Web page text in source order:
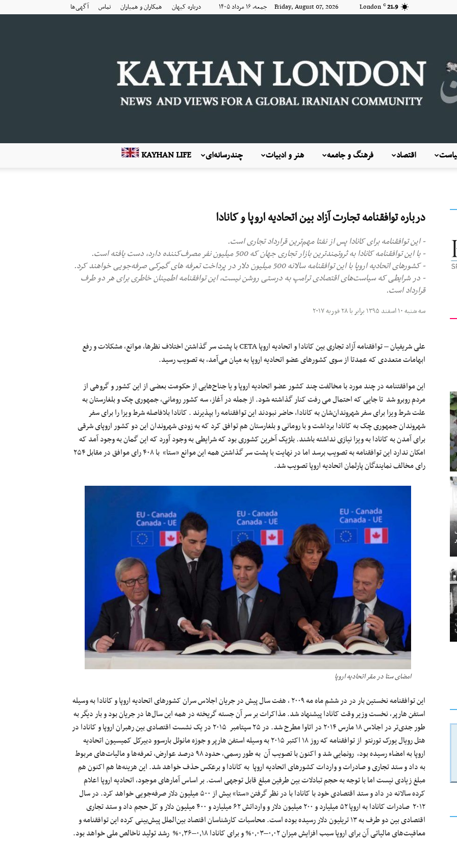
21.9
C
London Friday, August 07, 2026 جمعه, ۱۶ مرداد ۱۴۰۵ درباره کیهان همکاران و همیاران تماس آگهی‌ها
کیهان
لندن
KAYHAN LIFE چندرسانه‌ای هنر و ادبیات فرهنگ و جامعه اقتصاد
درباره توافقنامه تجارت آزاد بین اتحادیه اروپا و کانادا
- این توافقنامه برای کانادا پس از نفتا مهم‌ترین قرارداد تجاری است.
- با این توافقنامه کانادا به ثروتمندترین بازار تجاری جهان که 500 میلیون نفر مصرف‌کننده دارد، دست یافته است.
- کشورهای اتحادیه اروپا با این توافقنامه سالانه 500 میلیون دلار در پرداخت تعرفه های گمرکی صرفه‌جویی خواهند کرد.
- در شرایطی که سیاست‌های اقتصادی ترامپ به درستی روشن نیست، این توافقنامه اطمینان خاطری برای هر دو طرف
قرارداد است.
سه شنبه ۱۰ اسفند ۱۳۹۵ برابر با ۲۸ فوریه ۲۰۱۷
علی شریفیان – توافقنامه آزاد تجاری بین کانادا و اتحادیه اروپا CETA با پشت سر گذاشتن اختلاف نظرها، موانع، مشکلات و رفع
ابهامات متعددی که عمدتا از سوی کشورهای عضو اتحادیه اروپا به میان می‌آمد، به تصویب رسید.
این موافقتنامه در چند مورد با مخالفت چند کشور عضو اتحادیه اروپا و یا جناح‌هایی از حکومت بعضی از این کشور و گروهی از
مردم روبرو شد تا جایی که احتمال می رفت کنار گذاشته شود. از جمله در آغاز، سه کشور رومانی، جمهوری چک و بلغارستان به
علت شرط ویزا برای سفر شهروندان‌شان به کانادا، حاضر نبودند این توافقنامه را بپذیرند . کانادا بلافاصله شرط ویزا را برای سفر
شهروندان جمهوری چک به کانادا برداشت و با رومانی و بلغارستان هم توافق کرد که به زودی شهروندان این دو کشور اروپای شرقی
برای آمدن به کانادا به ویزا نیازی نداشته باشند. بلژیک آخرین کشوری بود که شرایطی به وجود آورد که این گمان به وجود آمد که
امکان ندارد این توافقنامه به تصویب برسد اما در نهایت با پشت سر گذاشتن همه این موانع «ستا» با ۴۰۸ رای موافق در مقابل ۲۵۴
رای مخالف نمایندگان پارلمان اتحادیه اروپا تصویب شد.
امضای ستا در مقر اتحادیه اروپا
این توافقنامه نخستین بار در در ششم ماه مه ۲۰۰۹ ، هفت سال پیش در جریان اجلاس سران کشورهای اتحادیه اروپا و کانادا به وسیله
استفن هارپر، نخست وزیر وقت کانادا پیشنهاد شد. مذاکرات بر سر آن جسته گریخته در همه این سال‌ها در جریان بود و بار دیگر به
طور جدی‌تر در اجلاس ۱۸ مارس ۲۰۱۴ در اتاوا مطرح شد. در ۲۵ سپتامبر ۲۰۱۵ در یک نشست اقتصادی بین رهبران اروپا و کانادا در
هتل رویال یورک تورنتو از توافقنامه که روز ۱۸ اکتبر ۲۰۱۵ به وسیله استفن هارپر و جوزه مانوئل بارسوو دبیرکل کمیسیون اتحادیه
اروپا به امضاء رسیده بود، رونمایی شد و اکنون با تصویب آن به طور رسمی، حدود ۹۸ درصد عوارض، تعرفه‌ها و مالیات‌های مربوط
به داد و ستد تجاری و صادرات و واردات کشورهای اتحادیه اروپا به کانادا و برعکس حذف خواهد شد. این هزینه‌ها هم اکنون هم
مبلغ زیادی نیست اما با توجه به حجم تبادلات بین طرفین مبلغ قابل توجهی است. بر اساس آمارهای موجود، اتحادیه اروپا اعلام
کرده سالانه در داد و ستد اقتصادی خود با کانادا با در نظر گرفتن «ستا» بیش از ۵۰۰ میلیون دلار صرفه‌جویی خواهد کرد. در سال
۲۰۱۲ صادرات کانادا به اروپا ۵۲ میلیارد و ۲۰۰ میلیون دلار و وارداتش ۶۲ میلیارد و ۴۰۰ میلیون دلار و کل حجم داد و ستد تجاری
اقتصادی بین دو طرف به ۱۳ تریلیون دلار رسیده بوده است. محاسبات کارشناسان اقتصاد بین‌الملل پیش‌بینی کرده این توافقنامه و
معافیت‌های مالیاتی آن برای اروپا سبب افزایش میزان ۰٫۰۲–۰٫۰۳% و برای کانادا ۰٫۱۸–۰٫۳۶% رشد تولید ناخالص ملی خواهد بود.